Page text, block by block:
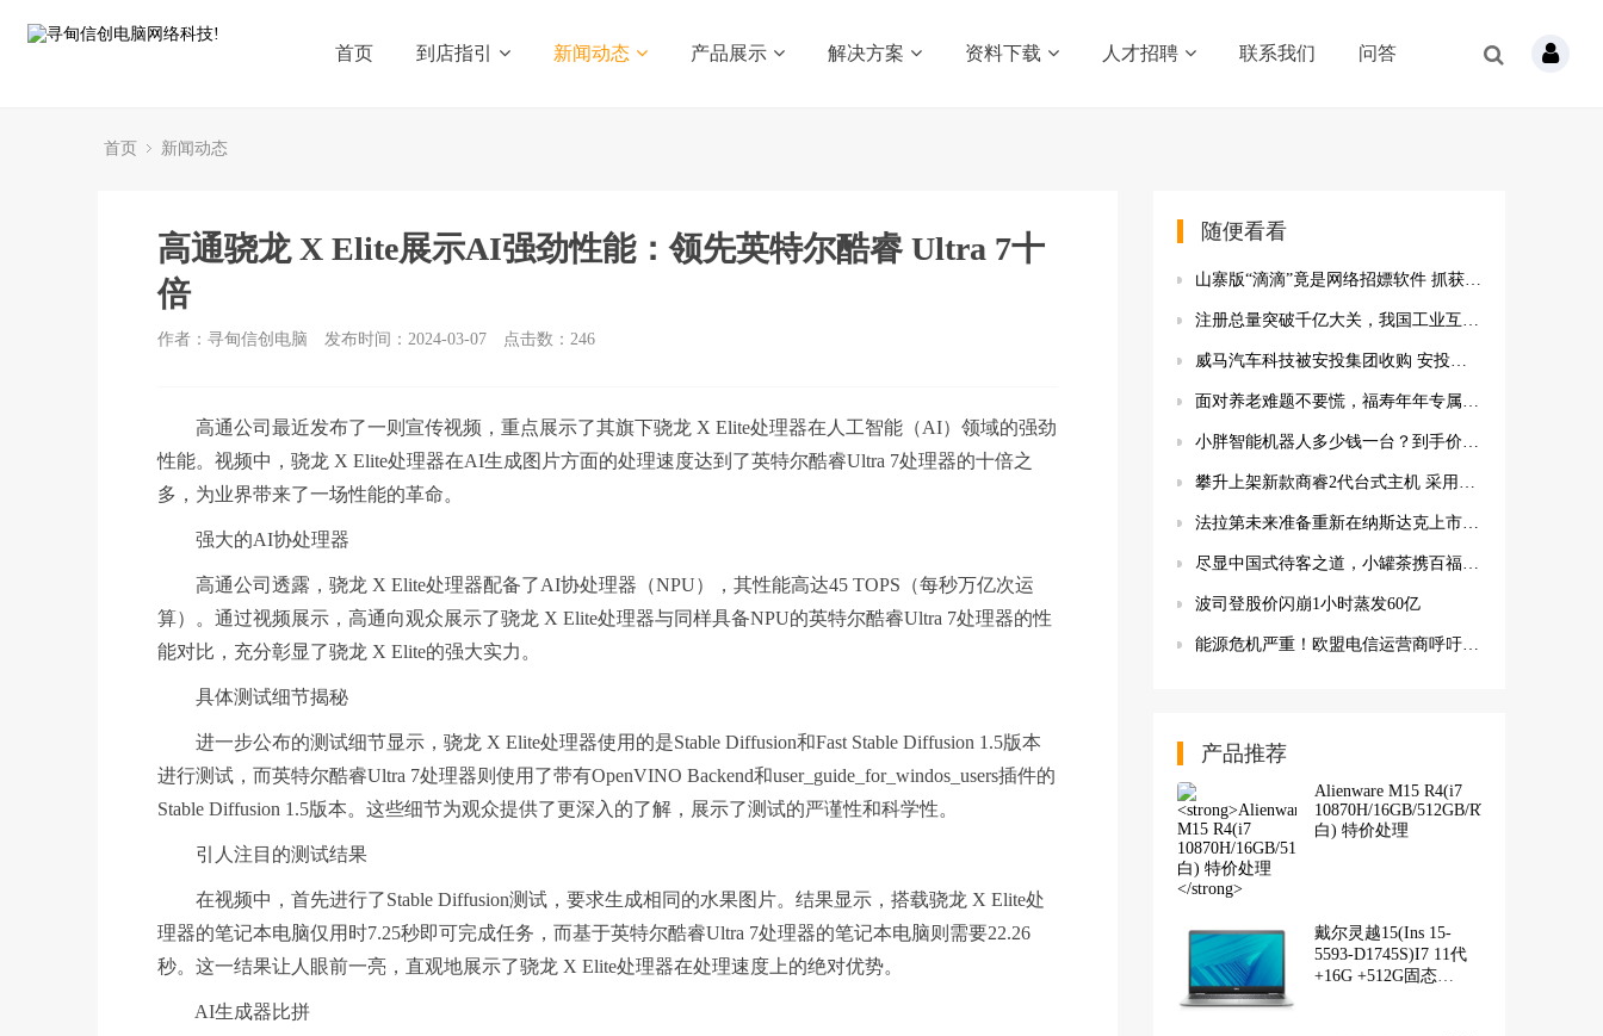
首页 到店指引 新闻动态 产品展示 解决方案 资料下载 人才招聘 联系我们 问答
首页 新闻动态
高通骁龙 X Elite展示AI强劲性能：领先英特尔酷睿 Ultra 7十
倍
作者：寻甸信创电脑 发布时间：2024-03-07 点击数： 246
高通公司最近发布了一则宣传视频，重点展示了其旗下骁龙 X Elite处理器在人工智能（AI）领域的强劲
性能。视频中，骁龙 X Elite处理器在AI生成图片方面的处理速度达到了英特尔酷睿Ultra 7处理器的十倍之
多，为业界带来了一场性能的革命。
强大的AI协处理器
高通公司透露，骁龙 X Elite处理器配备了AI协处理器（NPU），其性能高达45 TOPS（每秒万亿次运
算）。通过视频展示，高通向观众展示了骁龙 X Elite处理器与同样具备NPU的英特尔酷睿Ultra 7处理器的性
能对比，充分彰显了骁龙 X Elite的强大实力。
具体测试细节揭秘
进一步公布的测试细节显示，骁龙 X Elite处理器使用的是Stable Diffusion和Fast Stable Diffusion 1.5版本
进行测试，而英特尔酷睿Ultra 7处理器则使用了带有OpenVINO Backend和user_guide_for_windos_users插件的
Stable Diffusion 1.5版本。这些细节为观众提供了更深入的了解，展示了测试的严谨性和科学性。
引人注目的测试结果
在视频中，首先进行了Stable Diffusion测试，要求生成相同的水果图片。结果显示，搭载骁龙 X Elite处
理器的笔记本电脑仅用时7.25秒即可完成任务，而基于英特尔酷睿Ultra 7处理器的笔记本电脑则需要22.26
秒。这一结果让人眼前一亮，直观地展示了骁龙 X Elite处理器在处理速度上的绝对优势。
AI生成器比拼
随便看看
山寨版“滴滴”竟是网络招嫖软件 抓获目标对象255人
注册总量突破千亿大关，我国工业互联网标识解析赋能效益持续增强
威马汽车科技被安投集团收购 安投集团持股67.31%
面对养老难题不要慌，福寿年年专属商业养老保险助你灵活解决
小胖智能机器人多少钱一台？到手价19600元 专题辅导帮助孩子快速提分
攀升上架新款商睿2代台式主机 采用16GB DDR4内存
法拉第未来准备重新在纳斯达克上市 今日涨约1.51%市值13.10亿美元
尽显中国式待客之道，小罐茶携百福礼遇全球外交官
波司登股价闪崩1小时蒸发60亿
能源危机严重！欧盟电信运营商呼吁大型科技公司共同分担网络成本
产品推荐
Alienware M15 R4(i7
10870H/16GB/512GB/RTX3060/144Hz/
白) 特价处理
戴尔灵越15(Ins 15-
5593-D1745S)I7 11代
+16G +512G固态